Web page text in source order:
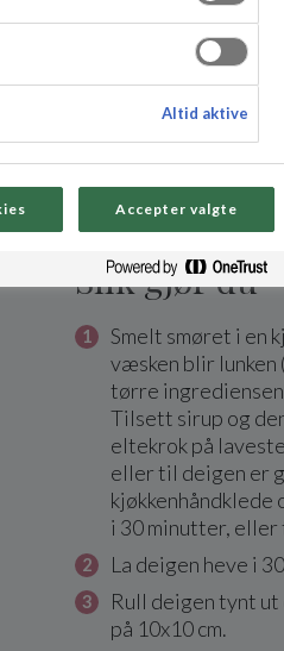
Slik gjør du
Smelt smøret i en
væsken blir lunken
tørre
Tilsett sirup og
eltekrok på
eller til deigen er
i 30 minutter,
La deigen heve i
Rull deigen tynt
på 10x10 cm.
Altid aktive
Accepter valgte